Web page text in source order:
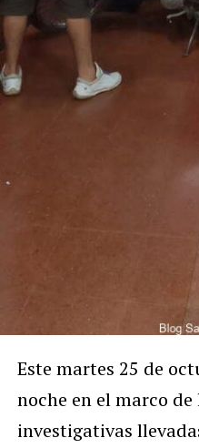
Este martes 25 de
noche en el marco de
investigativas